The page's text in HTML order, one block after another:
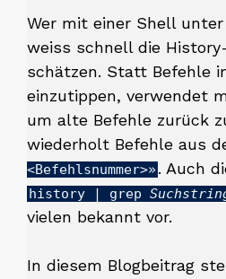
Wer mit einer Shell
weiss schnell die
schätzen. Statt Befehle
einzutippen, verwendet
um alte Befehle zurück
wiederholt Befehle aus
<Befehlsnummer>». Auch
history | grep
vielen bekannt vor.
In diesem Blogbeitrag